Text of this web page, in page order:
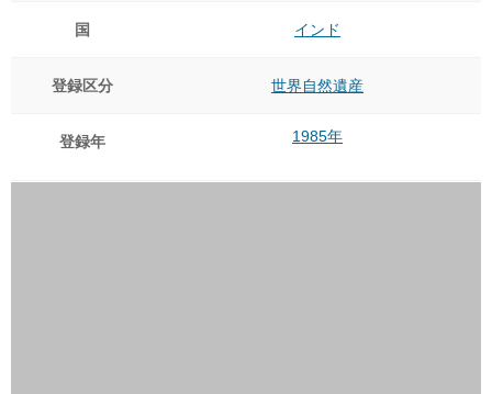
国 インド
登録区分 世界自然遺産
登録年 1985年